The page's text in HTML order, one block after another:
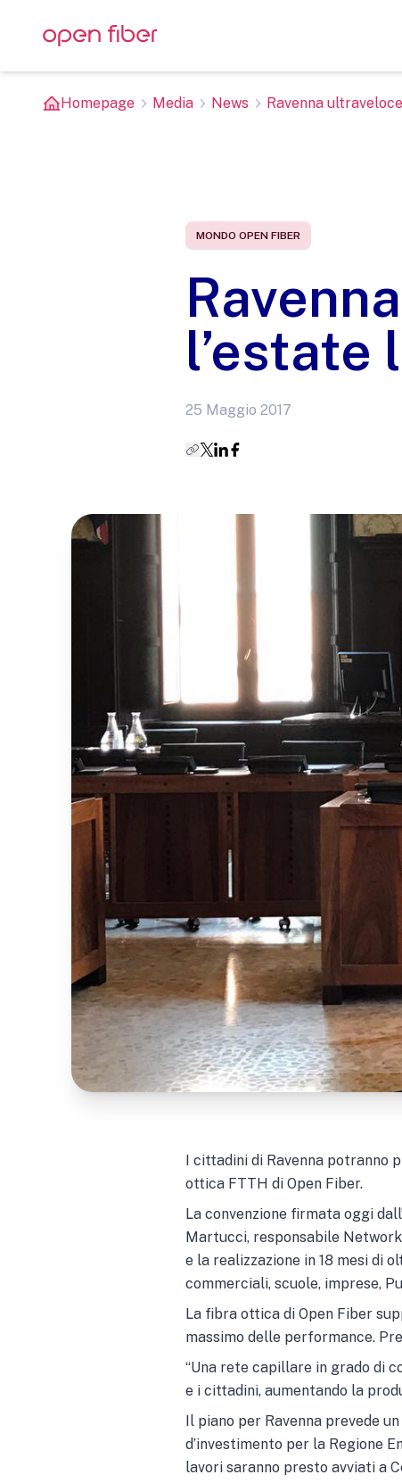
Homepage Media News Ravenna
MONDO OPEN FIBER
l’estate
25 Maggio 2017
I cittadini di Ravenna potranno
ottica FTTH di Open Fiber.
La convenzione firmata oggi
Martucci, responsabile
e la realizzazione in 18 mesi di
commerciali, scuole, imprese,
La fibra ottica di Open Fiber
massimo delle performance.
“Una rete capillare in grado di
e i cittadini, aumentando la
Il piano per Ravenna prevede
d’investimento per la Regione
lavori saranno presto avviati a